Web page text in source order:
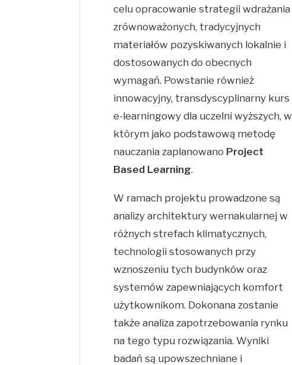
celu opracowanie strategii wdrażania
zrównoważonych, tradycyjnych
materiałów pozyskiwanych lokalnie i
dostosowanych do obecnych
wymagań. Powstanie również
innowacyjny, transdyscyplinarny kurs
e-learningowy dla uczelni wyższych, w
którym jako podstawową metodę
nauczania zaplanowano Project
Based Learning.
W ramach projektu prowadzone są
analizy architektury wernakularnej w
różnych strefach klimatycznych,
technologii stosowanych przy
wznoszeniu tych budynków oraz
systemów zapewniających komfort
użytkownikom. Dokonana zostanie
także analiza zapotrzebowania rynku
na tego typu rozwiązania. Wyniki
badań są upowszechniane i